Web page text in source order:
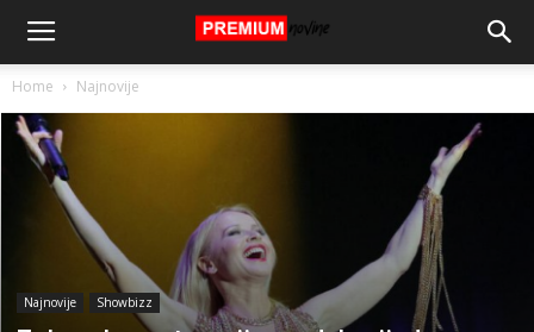
Home Najnovije
Najnovije Showbizz